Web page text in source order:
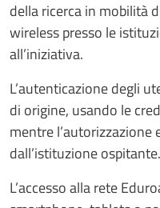
della ricerca in mobilità
wireless presso le
all’iniziativa.
L’autenticazione degli
di origine, usando le
mentre l’autorizzazione
dall’istituzione ospitante.
L’accesso alla rete